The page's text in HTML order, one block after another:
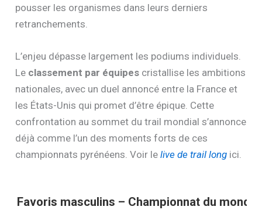
pousser les organismes dans leurs derniers
retranchements.
L’enjeu dépasse largement les podiums individuels.
Le classement par équipes cristallise les ambitions
nationales, avec un duel annoncé entre la France et
les États-Unis qui promet d’être épique. Cette
confrontation au sommet du trail mondial s’annonce
déjà comme l’un des moments forts de ces
championnats pyrénéens. Voir lelive de trail long ici.
Favoris masculins – Championnat du monde